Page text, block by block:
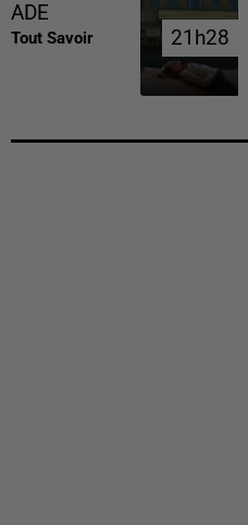
ADE
Tout Savoir 21h28
21h28